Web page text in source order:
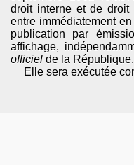
droit interne et de droit
entre immédiatement
publication par
affichage,
officiel de la République.
Elle sera exécutée